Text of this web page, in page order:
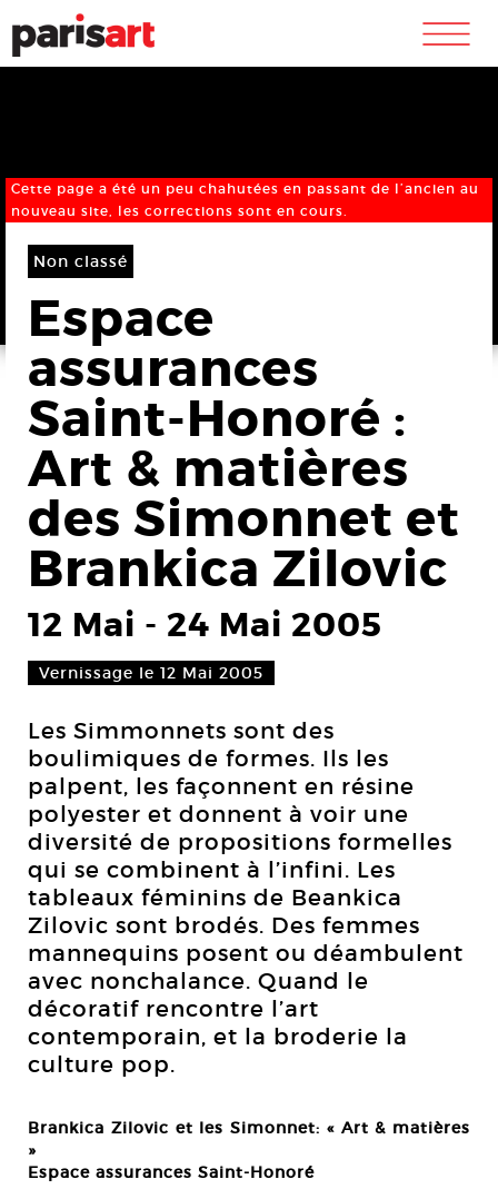
m
Cette page a été un peu chahutées en passant de l’ancien au
nouveau site, les corrections sont en cours.
Non classé
Espace
assurances
Saint-Honoré :
Art & matières
des Simonnet et
Brankica Zilovic
12 Mai - 24 Mai 2005
Vernissage le 12 Mai 2005
Les Simmonnets sont des
boulimiques de formes. Ils les
palpent, les façonnent en résine
polyester et donnent à voir une
diversité de propositions formelles
qui se combinent à l’infini. Les
tableaux féminins de Beankica
Zilovic sont brodés. Des femmes
mannequins posent ou déambulent
avec nonchalance. Quand le
décoratif rencontre l’art
contemporain, et la broderie la
culture pop.
Brankica Zilovic et les Simonnet: « Art & matières
»
Espace assurances Saint-Honoré